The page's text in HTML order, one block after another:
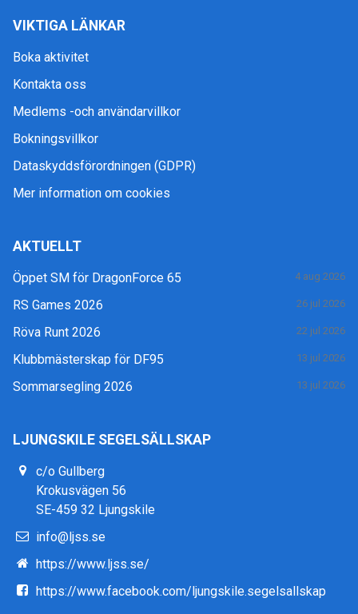
VIKTIGA LÄNKAR
Boka aktivitet
Kontakta oss
Medlems -och användarvillkor
Bokningsvillkor
Dataskyddsförordningen (GDPR)
Mer information om cookies
AKTUELLT
Öppet SM för DragonForce 65 4 aug 2026
RS Games 2026 26 jul 2026
Röva Runt 2026 22 jul 2026
Klubbmästerskap för DF95 13 jul 2026
Sommarsegling 2026 13 jul 2026
LJUNGSKILE SEGELSÄLLSKAP
c/o Gullberg
Krokusvägen 56
SE-459 32 Ljungskile
info@ljss.se
https://www.ljss.se/
https://www.facebook.com/ljungskile.segelsallskap